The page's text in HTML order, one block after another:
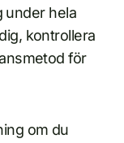
under hela
kontrollera
för
om du